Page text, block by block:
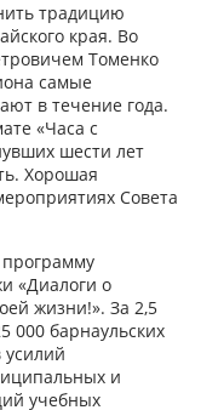
традицию
края. Во
Томенко
самые
в течение года.
«Часа с
шести лет
Хорошая
Совета
«Диалоги о
жизни!». За 2,5
000 барнаульских
усилий
и
учебных